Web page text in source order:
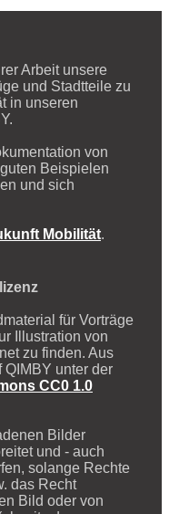
Arbeit unsere
und Stadtteile zu
in unseren
von
Beispielen
und sich
Mobilität.
für Vorträge
Illustration von
zu finden. Aus
unter der
CC0 1.0
Bilder
und - auch
solange Rechte
das Recht
Bild oder von